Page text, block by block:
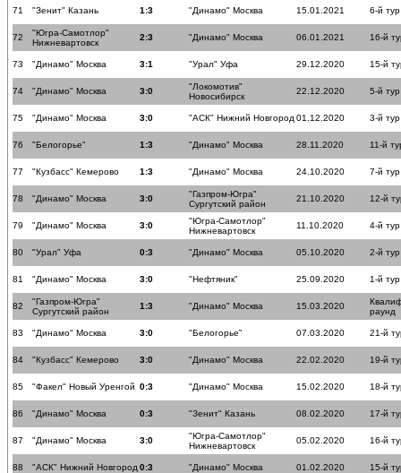
71 "Зенит" Казань 1:3 "Динамо" Москва 15.01.2021 6-й тур
72
"Югра-Самотлор"
Нижневартовск
2:3 "Динамо" Москва 06.01.2021 16-й
73 "Динамо" Москва 3:1 "Урал" Уфа 29.12.2020 15-й
74 "Динамо" Москва 3:0
"Локомотив"
Новосибирск
22.12.2020 5-й тур
75 "Динамо" Москва 3:0 "АСК" Нижний Новгород 01.12.2020 3-й тур
76 "Белогорье" 1:3 "Динамо" Москва 28.11.2020 11-й
77 "Кузбасс" Кемерово 1:3 "Динамо" Москва 24.10.2020 7-й тур
78 "Динамо" Москва 3:0
"Газпром-Югра"
Сургутский район
21.10.2020 12-й
79 "Динамо" Москва 3:0
"Югра-Самотлор"
Нижневартовск
11.10.2020 4-й тур
80 "Урал" Уфа 0:3 "Динамо" Москва 05.10.2020 2-й тур
81 "Динамо" Москва 3:0 "Нефтяник" 25.09.2020 1-й тур
82
"Газпром-Югра"
Сургутский район
1:3 "Динамо" Москва 15.03.2020
раунд
83 "Динамо" Москва 3:0 "Белогорье" 07.03.2020 21-й
84 "Кузбасс" Кемерово 3:0 "Динамо" Москва 22.02.2020 19-й
85 "Факел" Новый Уренгой 0:3 "Динамо" Москва 15.02.2020 18-й
86 "Динамо" Москва 0:3 "Зенит" Казань 08.02.2020 17-й
87 "Динамо" Москва 3:0
"Югра-Самотлор"
Нижневартовск
05.02.2020 16-й
88 "АСК" Нижний Новгород 0:3 "Динамо" Москва 01.02.2020 15-й